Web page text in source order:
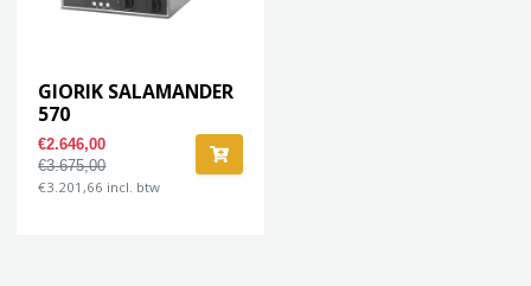
GIORIK SALAMANDER
570
€2.646,00
€3.675,00
€3.201,66 incl. btw